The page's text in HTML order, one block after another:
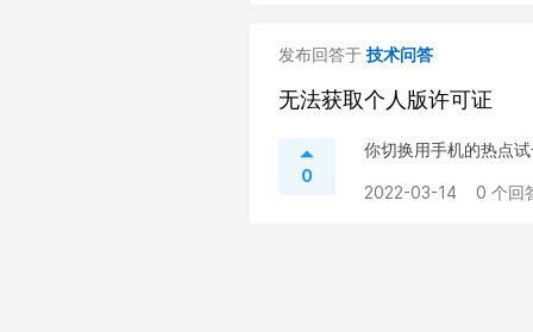
发布回答于 技术问答
无法获取个人版许可证
0
你切换用手机的热点
2022-03-14 0 个回